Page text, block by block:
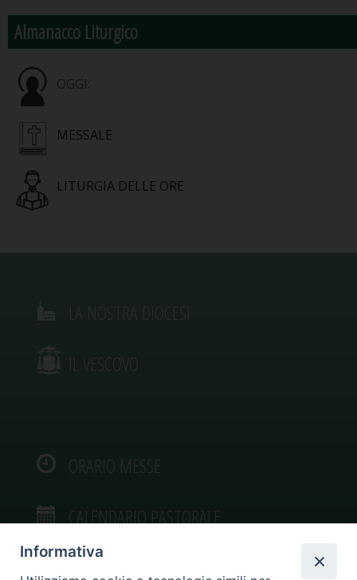
Almanacco Liturgico
OGGI:
MESSALE
LITURGIA DELLE ORE
IL VESCOVO
ORARIO MESSE
CALENDARIO PASTORALE
Informativa